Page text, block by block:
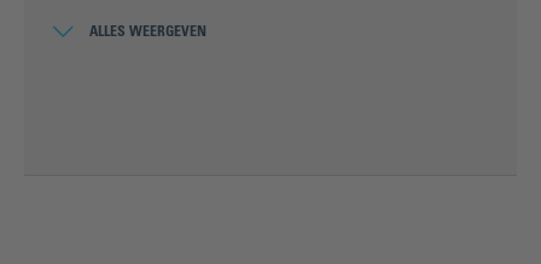
bij 8 mm glasdikte gelieve extra
ALLES WEERGEVEN